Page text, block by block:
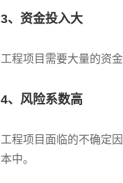
3、资金投入大
工程项目需要大量的资
4、风险系数高
工程项目面临的不确定
本中。